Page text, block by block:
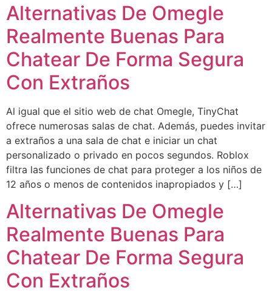
Alternativas De Omegle
Realmente Buenas Para
Chatear De Forma Segura
Con Extraños
Al igual que el sitio web de chat Omegle, TinyChat
ofrece numerosas salas de chat. Además, puedes invitar
a extraños a una sala de chat e iniciar un chat
personalizado o privado en pocos segundos. Roblox
filtra las funciones de chat para proteger a los niños de
12 años o menos de contenidos inapropiados y […]
Alternativas De Omegle
Realmente Buenas Para
Chatear De Forma Segura
Con Extraños